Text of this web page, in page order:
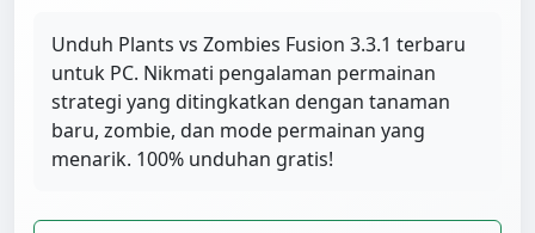
Unduh Plants vs Zombies Fusion 3.3.1 terbaru
untuk PC. Nikmati pengalaman permainan
strategi yang ditingkatkan dengan tanaman
baru, zombie, dan mode permainan yang
menarik. 100% unduhan gratis!